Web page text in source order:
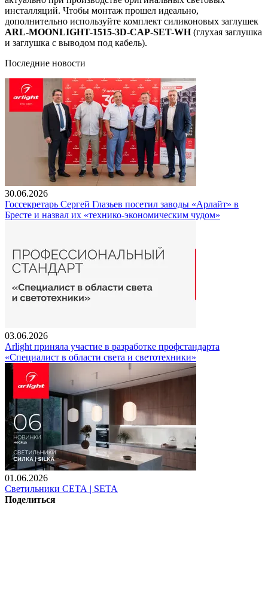
инсталляций. Чтобы монтаж прошел идеально,
дополнительно используйте комплект силиконовых заглушек
ARL-MOONLIGHT-1515-3D-CAP-SET-WH(глухая заглушка
и заглушка с выводом под кабель).
Последние новости
30.06.2026
Госсекретарь Сергей Глазьев посетил заводы «Арлайт» в
Бресте и назвал их «технико-экономическим чудом»
03.06.2026
Arlight приняла участие в разработке профстандарта
«Специалист в области света и светотехники»
01.06.2026
Светильники СЕТА | SETA
Поделиться